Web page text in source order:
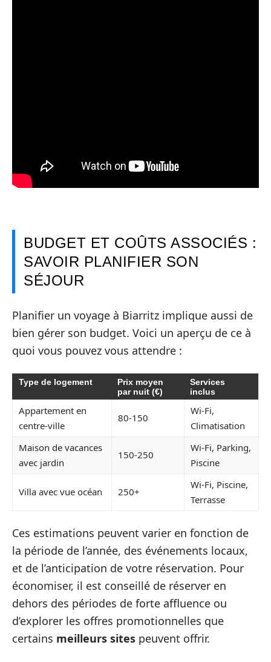
BUDGET ET COÛTS ASSOCIÉS :
SAVOIR PLANIFIER SON
SÉJOUR
Planifier un voyage à Biarritz implique aussi de
bien gérer son budget. Voici un aperçu de ce à
quoi vous pouvez vous attendre :
Type de logement
Prix moyen
par nuit (€)
Services
inclus
Appartement en
centre-ville
80-150
Wi-Fi,
Climatisation
Maison de vacances
avec jardin
150-250
Wi-Fi, Parking,
Piscine
Villa avec vue océan 250+
Wi-Fi, Piscine,
Terrasse
Ces estimations peuvent varier en fonction de
la période de l’année, des événements locaux,
et de l’anticipation de votre réservation. Pour
économiser, il est conseillé de réserver en
dehors des périodes de forte affluence ou
d’explorer les offres promotionnelles que
certains meilleurs sites peuvent offrir.